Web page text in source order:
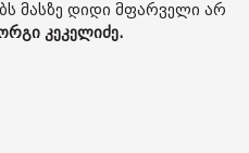
მასზე დიდი მფარველი არ
კეკელიძე.